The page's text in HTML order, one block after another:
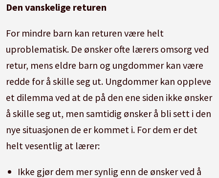
Den vanskelige returen
For mindre barn kan returen være helt
uproblematisk. De ønsker ofte lærers omsorg ved
retur, mens eldre barn og ungdommer kan være
redde for å skille seg ut. Ungdommer kan oppleve
et dilemma ved at de på den ene siden ikke ønsker
å skille seg ut, men samtidig ønsker å bli sett i den
nye situasjonen de er kommet i. For dem er det
helt vesentlig at lærer:
Ikke gjør dem mer synlig enn de ønsker ved å